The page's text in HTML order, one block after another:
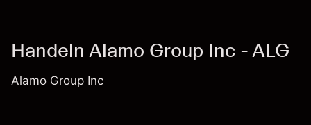
Handeln Alamo Group Inc - ALG
Alamo Group Inc